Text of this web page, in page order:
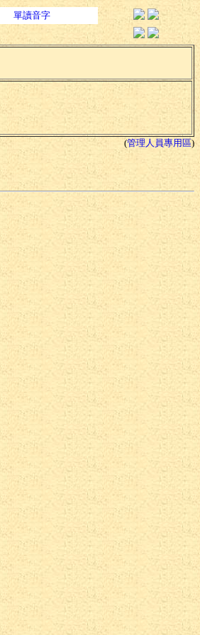
單讀音字
(管理人員專用區)